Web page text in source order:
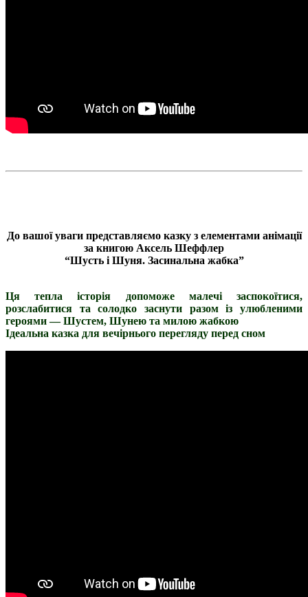
До вашої уваги представляємо казку з елементами анімації
за книгою Аксель Шеффлер
“Шусть і Шуня. Засинальна жабка”
Ця тепла історія допоможе малечі заспокоїтися,
розслабитися та солодко заснути разом із улюбленими
героями — Шустем, Шунею та милою жабкою
Ідеальна казка для вечірнього перегляду перед сном